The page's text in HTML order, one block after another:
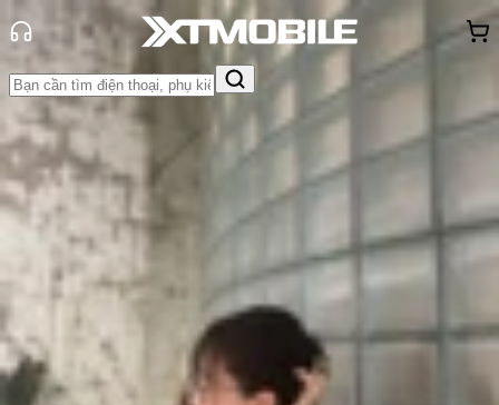
Trang chủ
Tin tức
Hỏi đáp
Tin Mới
Đánh Giá - Trên Tay
Khuyến
Thủ thuật Thông báoKhách
hàng - Sự kiện
Có nên mua iPhone đã thay màn
hay không? Cách nhận biết iPhone